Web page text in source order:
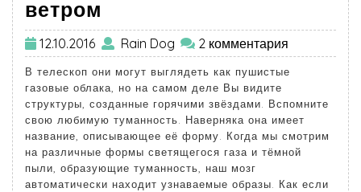
ветром
12.10.2016 Rain Dog 2 комментария
В телескоп они могут выглядеть как пушистые
газовые облака, но на самом деле Вы видите
структуры, созданные горячими звёздами. Вспомните
свою любимую туманность. Наверняка она имеет
название, описывающее её форму. Когда мы смотрим
на различные формы светящегося газа и тёмной
пыли, образующие туманность, наш мозг
автоматически находит узнаваемые образы. Как если